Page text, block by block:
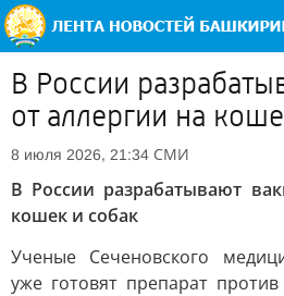
В России
от аллергии на
8 июля 2026, 21:34 СМИ
В России разрабатывают
кошек и собак
Ученые Сеченовского
уже готовят препарат